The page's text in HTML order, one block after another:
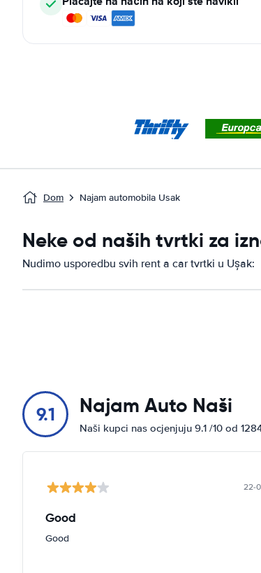
Dom Najam automobila Usak
Neke od naših tvrtki za
Nudimo usporedbu svih rent a car tvrtki u Ușak:
9.1 Najam Auto Naši
Naši kupci nas ocjenjuju 9.1 /10 od
22-
Good
Good